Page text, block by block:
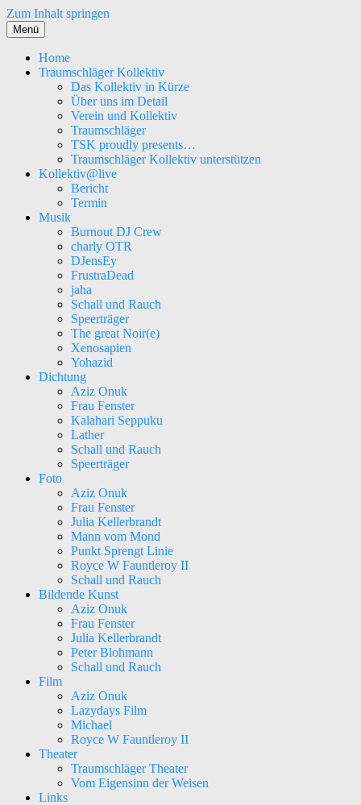
Zum Inhalt springen
Menü
Home
Traumschläger Kollektiv
Das Kollektiv in Kürze
Über uns im Detail
Verein und Kollektiv
Traumschläger
TSK proudly presents…
Traumschläger Kollektiv unterstützen
Kollektiv@live
Bericht
Termin
Musik
Burnout DJ Crew
charly OTR
DJensEy
FrustraDead
jaha
Schall und Rauch
Speerträger
The great Noir(e)
Xenosapien
Yohazid
Dichtung
Aziz Onuk
Frau Fenster
Kalahari Seppuku
Lather
Schall und Rauch
Speerträger
Foto
Aziz Onuk
Frau Fenster
Julia Kellerbrandt
Mann vom Mond
Punkt Sprengt Linie
Royce W Fauntleroy II
Schall und Rauch
Bildende Kunst
Aziz Onuk
Frau Fenster
Julia Kellerbrandt
Peter Blohmann
Schall und Rauch
Film
Aziz Onuk
Lazydays Film
Michael
Royce W Fauntleroy II
Theater
Traumschläger Theater
Vom Eigensinn der Weisen
Links